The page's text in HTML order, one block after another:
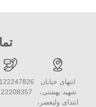
انتهای خیابان
شهید بهشتی،
ابتدای ولیعصر،